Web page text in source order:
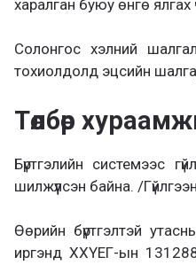
харалган буюу өнгө ялгах
Солонгос хэлний
тохиолдолд эцсийн
Төлбөр
Бүртгэлийн системээс
шилжүүлсэн байна. /
Өөрийн бүртгэлтэй
иргэнд ХХҮЕГ-ын 131288